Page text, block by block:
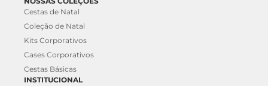
Cestas de Natal
Coleção de Natal
Kits Corporativos
Cases Corporativos
Cestas Básicas
INSTITUCIONAL